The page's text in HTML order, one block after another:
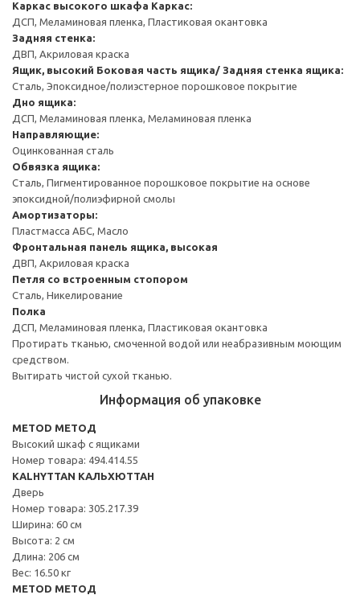
Каркас высокого шкафа Каркас:
ДСП, Меламиновая пленка, Пластиковая окантовка
Задняя стенка:
ДВП, Акриловая краска
Ящик, высокий Боковая часть ящика/ Задняя стенка ящика:
Сталь, Эпоксидное/полиэстерное порошковое покрытие
Дно ящика:
ДСП, Меламиновая пленка, Меламиновая пленка
Направляющие:
Оцинкованная сталь
Обвязка ящика:
Сталь, Пигментированное порошковое покрытие на основе
эпоксидной/полиэфирной смолы
Амортизаторы:
Пластмасса АБС, Масло
Фронтальная панель ящика, высокая
ДВП, Акриловая краска
Петля со встроенным стопором
Сталь, Никелирование
Полка
ДСП, Меламиновая пленка, Пластиковая окантовка
Протирать тканью, смоченной водой или неабразивным моющим
средством.
Вытирать чистой сухой тканью.
Информация об упаковке
METOD МЕТОД
Высокий шкаф с ящиками
Номер товара: 494.414.55
KALHYTTAN КАЛЬХЮТТАН
Дверь
Номер товара: 305.217.39
Ширина: 60 см
Высота: 2 см
Длина: 206 см
Вес: 16.50 кг
METOD МЕТОД